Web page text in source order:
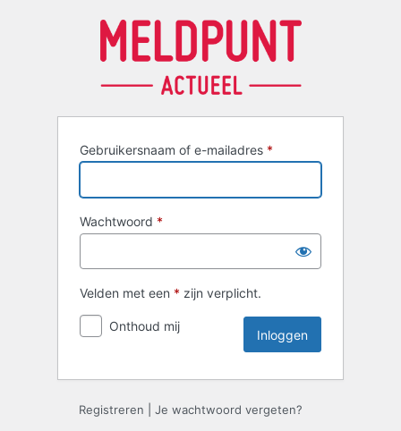
Gebruikersnaam of e-mailadres *
Wachtwoord *
Velden met een * zijn verplicht.
Onthoud mij
Registreren Je wachtwoord vergeten?